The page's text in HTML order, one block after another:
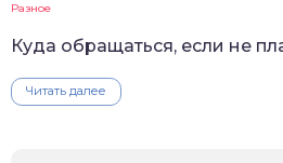
Разное
Куда обращаться, если не
Читать далее